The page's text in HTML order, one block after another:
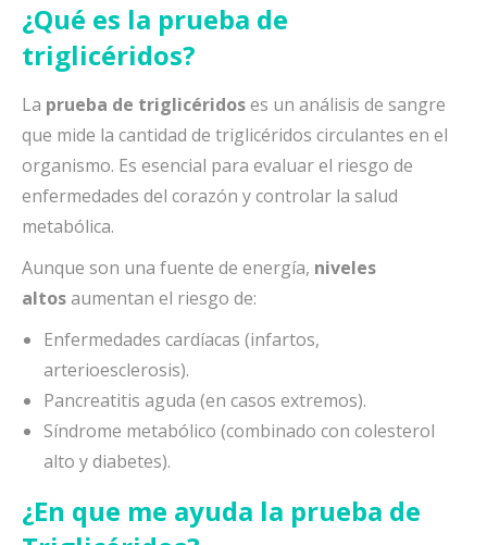
¿Qué es la prueba de
triglicéridos?
La prueba de triglicéridoses un análisis de sangre
que mide la cantidad de triglicéridos circulantes en el
organismo. Es esencial para evaluar el riesgo de
enfermedades del corazón y controlar la salud
metabólica.
Aunque son una fuente de energía, niveles
altosaumentan el riesgo de:
Enfermedades cardíacas (infartos,
arterioesclerosis).
Pancreatitis aguda (en casos extremos).
Síndrome metabólico (combinado con colesterol
alto y diabetes).
¿En que me ayuda la prueba de